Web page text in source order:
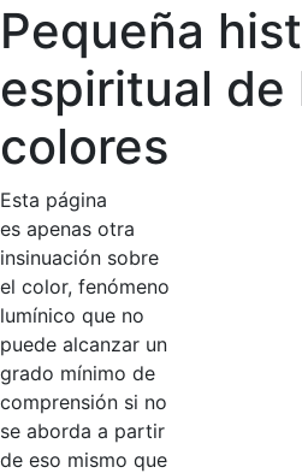
Pequeña
espiritual de
colores
Esta página
es apenas otra
insinuación sobre
el color, fenómeno
lumínico que no
puede alcanzar un
grado mínimo de
comprensión si no
se aborda a partir
de eso mismo que